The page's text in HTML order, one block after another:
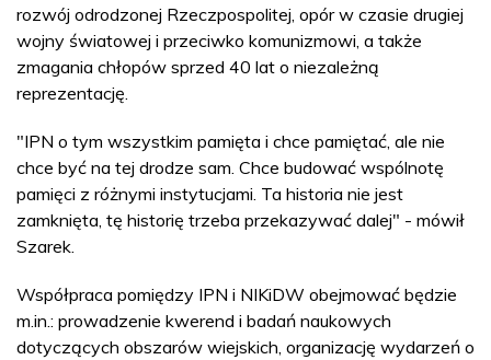
rozwój odrodzonej Rzeczpospolitej, opór w czasie drugiej
wojny światowej i przeciwko komunizmowi, a także
zmagania chłopów sprzed 40 lat o niezależną
reprezentację.
"IPN o tym wszystkim pamięta i chce pamiętać, ale nie
chce być na tej drodze sam. Chce budować wspólnotę
pamięci z różnymi instytucjami. Ta historia nie jest
zamknięta, tę historię trzeba przekazywać dalej" - mówił
Szarek.
Współpraca pomiędzy IPN i NIKiDW obejmować będzie
m.in.: prowadzenie kwerend i badań naukowych
dotyczących obszarów wiejskich, organizację wydarzeń o